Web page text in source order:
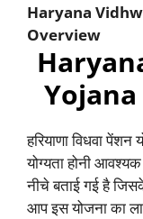
Haryana
Overview
Yojana
हरियाणा विधवा
योग्यता होनी
नीचे बताई गई है
आप इस योजना का